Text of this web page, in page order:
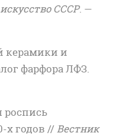
СССР. —
керамики и
фарфора ЛФЗ.
х годов //Вестник